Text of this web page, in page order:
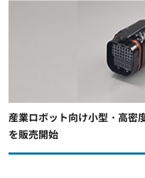
産業ロボット向け小型・高密
を販売開始